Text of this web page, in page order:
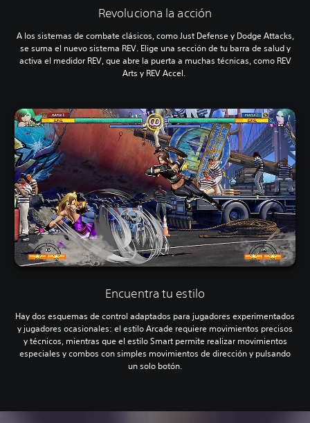
Revoluciona la acción
A los sistemas de combate clásicos, como Just Defense y Dodge Attacks,
se suma el nuevo sistema REV. Elige una sección de tu barra de salud y
activa el medidor REV, que abre la puerta a muchas técnicas, como REV
Arts y REV Accel.
Encuentra tu estilo
Hay dos esquemas de control adaptados para jugadores experimentados
y jugadores ocasionales: el estilo Arcade requiere movimientos precisos
y técnicos, mientras que el estilo Smart permite realizar movimientos
especiales y combos con simples movimientos de dirección y pulsando
un solo botón.